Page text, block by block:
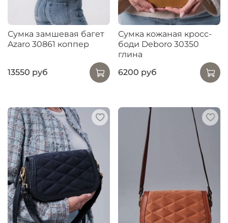
Сумка замшевая багет
Azaro 30861 коппер
13550 руб
Сумка кожаная кросс-
боди Deboro 30350
глина
6200 руб